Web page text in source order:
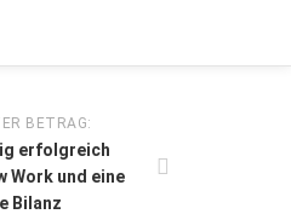
BETRAG:
erfolgreich
Work und eine
Bilanz